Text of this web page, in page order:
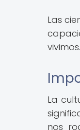
Las
vivimos.
La
nos